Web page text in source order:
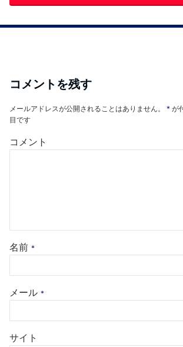
コメントを残す
メールアドレスが公開されることはありません。 * が
目です
コメント
名前 *
メール *
サイト